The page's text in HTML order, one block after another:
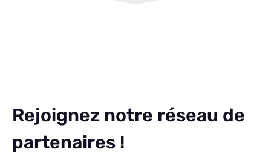
Rejoignez notre réseau de
partenaires !